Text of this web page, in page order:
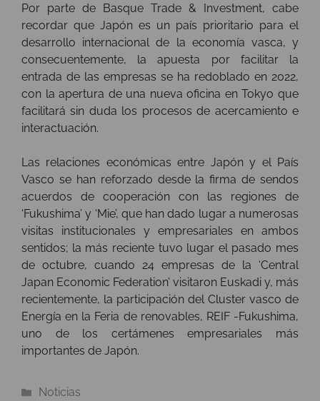
Por parte de Basque Trade & Investment, cabe
recordar que Japón es un país prioritario para el
desarrollo internacional de la economía vasca, y
consecuentemente, la apuesta por facilitar la
entrada de las empresas se ha redoblado en 2022,
con la apertura de una nueva oficina en Tokyo que
facilitará sin duda los procesos de acercamiento e
interactuación.
Las relaciones económicas entre Japón y el País
Vasco se han reforzado desde la firma de sendos
acuerdos de cooperación con las regiones de
‘Fukushima’ y ‘Mie’, que han dado lugar a numerosas
visitas institucionales y empresariales en ambos
sentidos; la más reciente tuvo lugar el pasado mes
de octubre, cuando 24 empresas de la ‘Central
Japan Economic Federation’ visitaron Euskadi y, más
recientemente, la participación del Cluster vasco de
Energía en la Feria de renovables, REIF -Fukushima,
uno de los certámenes empresariales más
importantes de Japón.
Categorías
Noticias